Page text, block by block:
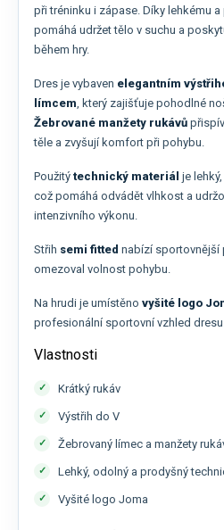
při tréninku i zápase. Díky lehkému
pomáhá udržet tělo v suchu a
během hry.
Dres je vybaven elegantním
límcem, který zajišťuje pohodlné
Žebrované manžety rukávů
těle a zvyšují komfort při pohybu.
Použitý technický materiál je
což pomáhá odvádět vlhkost a
intenzivního výkonu.
Střih semi fitted nabízí sportovnější
omezoval volnost pohybu.
Na hrudi je umístěno vyšité logo
profesionální sportovní vzhled
Vlastnosti
Krátký rukáv
Výstřih do V
Žebrovaný límec a manžety
Lehký, odolný a prodyšný
Vyšité logo Joma